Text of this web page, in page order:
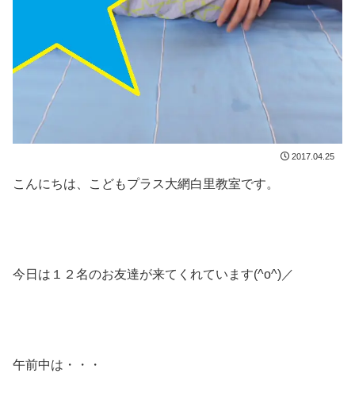
2017.04.25
こんにちは、こどもプラス大網白里教室です。
今日は１２名のお友達が来てくれています(^o^)／
午前中は・・・